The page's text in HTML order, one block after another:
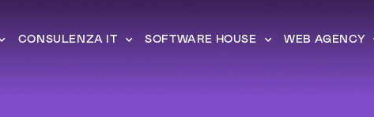
CONSULENZA IT SOFTWARE HOUSE WEB AGENCY